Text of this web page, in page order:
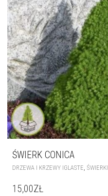
ŚWIERK CONICA
DRZEWA I KRZEWY IGLASTE ŚWIERKI
15,00ZŁ